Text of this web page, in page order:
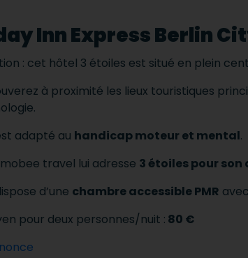
Inn Express Berlin
: cet hôtel 3 étoiles est situé en plein
à proximité les lieux touristiques
adapté au handicap moteur et mental.
travel lui adresse 3 étoiles pour
d’une chambre accessible PMR
pour deux personnes/nuit : 80 €